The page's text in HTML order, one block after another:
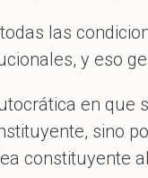
las
y eso
en que
sino
constituyente